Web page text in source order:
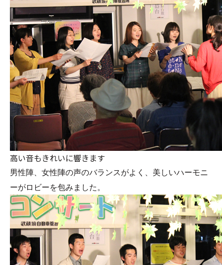
高い音もきれいに響きます
男性陣、女性陣の声のバランスがよく、美しいハーモニ
ーがロビーを包みました。